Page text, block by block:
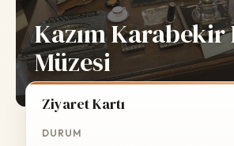
Kazım Karabekir
Müzesi
Ziyaret Kartı
DURUM